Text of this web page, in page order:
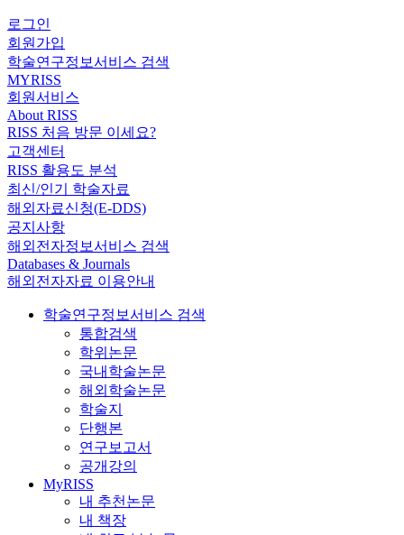
로그인
회원가입
학술연구정보서비스 검색
MYRISS
회원서비스
About RISS
RISS 처음 방문 이세요?
고객센터
RISS 활용도 분석
최신/인기 학술자료
해외자료신청(E-DDS)
공지사항
해외전자정보서비스 검색
Databases & Journals
해외전자자료 이용안내
학술연구정보서비스 검색
통합검색
학위논문
국내학술논문
해외학술논문
학술지
단행본
연구보고서
공개강의
MyRISS
내 추천논문
내 책장